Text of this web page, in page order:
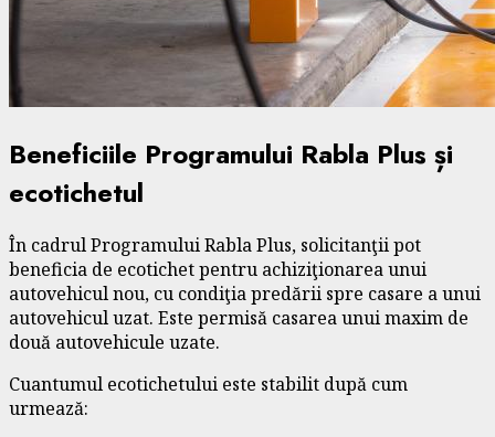
Beneficiile Programului Rabla Plus și
ecotichetul
În cadrul Programului Rabla Plus, solicitanţii pot
beneficia de ecotichet pentru achiziţionarea unui
autovehicul nou, cu condiţia predării spre casare a unui
autovehicul uzat. Este permisă casarea unui maxim de
două autovehicule uzate.
Cuantumul ecotichetului este stabilit după cum
urmează: